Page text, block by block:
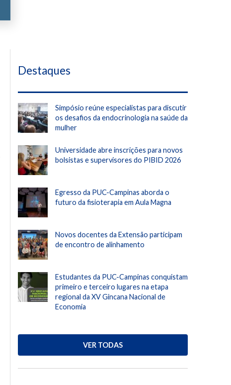
Destaques
Simpósio reúne especialistas para discutir
os desafios da endocrinologia na saúde da
mulher
Universidade abre inscrições para novos
bolsistas e supervisores do PIBID 2026
Egresso da PUC-Campinas aborda o
futuro da fisioterapia em Aula Magna
Novos docentes da Extensão participam
de encontro de alinhamento
Estudantes da PUC-Campinas conquistam
primeiro e terceiro lugares na etapa
regional da XV Gincana Nacional de
Economia
VER TODAS